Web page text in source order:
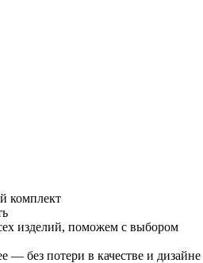
комплект
изделий, поможем с выбором
— без потери в качестве и дизайне